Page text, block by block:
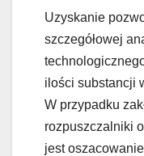
Uzyskanie
szczegółowej
ilości substancji
W przypadku
rozpuszczalniki
jest